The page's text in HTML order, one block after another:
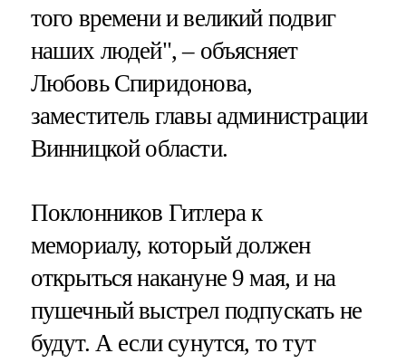
того времени и великий подвиг
наших людей", – объясняет
Любовь Спиридонова,
заместитель главы администрации
Винницкой области.
Поклонников Гитлера к
мемориалу, который должен
открыться накануне 9 мая, и на
пушечный выстрел подпускать не
будут. А если сунутся, то тут